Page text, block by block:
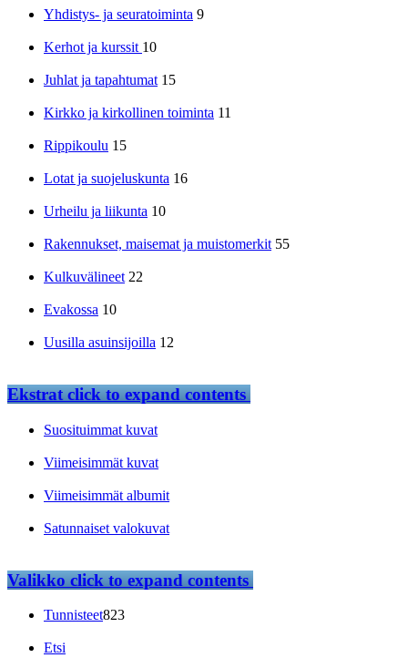
Yhdistys- ja seuratoiminta 9
Kerhot ja kurssit 10
Juhlat ja tapahtumat 15
Kirkko ja kirkollinen toiminta 11
Rippikoulu 15
Lotat ja suojeluskunta 16
Urheilu ja liikunta 10
Rakennukset, maisemat ja muistomerkit 55
Kulkuvälineet 22
Evakossa 10
Uusilla asuinsijoilla 12
Ekstratclick to expand contents
Suosituimmat kuvat
Viimeisimmät kuvat
Viimeisimmät albumit
Satunnaiset valokuvat
Valikkoclick to expand contents
Tunnisteet823
Etsi